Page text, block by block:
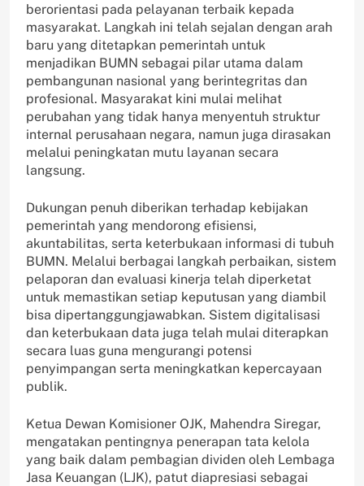
berorientasi pada pelayanan terbaik kepada
masyarakat. Langkah ini telah sejalan dengan arah
baru yang ditetapkan pemerintah untuk
menjadikan BUMN sebagai pilar utama dalam
pembangunan nasional yang berintegritas dan
profesional. Masyarakat kini mulai melihat
perubahan yang tidak hanya menyentuh struktur
internal perusahaan negara, namun juga dirasakan
melalui peningkatan mutu layanan secara
langsung.
Dukungan penuh diberikan terhadap kebijakan
pemerintah yang mendorong efisiensi,
akuntabilitas, serta keterbukaan informasi di tubuh
BUMN. Melalui berbagai langkah perbaikan, sistem
pelaporan dan evaluasi kinerja telah diperketat
untuk memastikan setiap keputusan yang diambil
bisa dipertanggungjawabkan. Sistem digitalisasi
dan keterbukaan data juga telah mulai diterapkan
secara luas guna mengurangi potensi
penyimpangan serta meningkatkan kepercayaan
publik.
Ketua Dewan Komisioner OJK, Mahendra Siregar,
mengatakan pentingnya penerapan tata kelola
yang baik dalam pembagian dividen oleh Lembaga
Jasa Keuangan (LJK), patut diapresiasi sebagai